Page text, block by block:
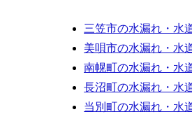
三笠市の水漏れ・水
美唄市の水漏れ・水
南幌町の水漏れ・水
長沼町の水漏れ・水
当別町の水漏れ・水